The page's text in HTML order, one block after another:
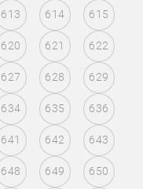
613 614 615
620 621 622
627 628 629
634 635 636
641 642 643
648 649 650